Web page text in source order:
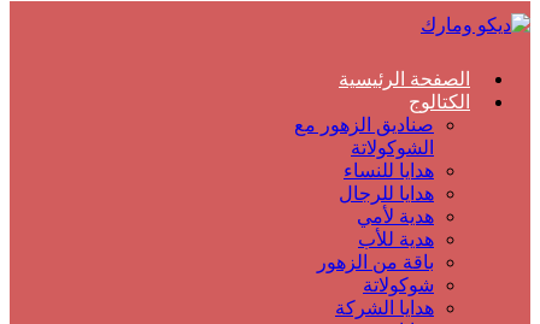
الصفحة الرئيسية
الكتالوج
صناديق الزهور مع
الشوكولاتة
هدايا للنساء
هدايا للرجال
هدية لأمي
هدية للأب
باقة من الزهور
شوكولاتة
هدايا الشركة